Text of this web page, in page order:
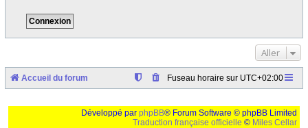
Aller
Accueil du forum Fuseau horaire sur UTC+02:00
Développé par phpBB® Forum Software © phpBB Limited
Traduction française officielle © Miles Cellar